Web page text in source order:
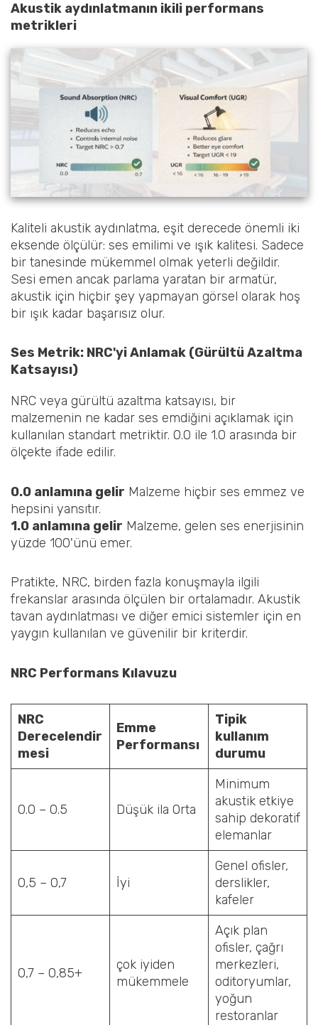
Akustik aydınlatmanın ikili performans
metrikleri
Kaliteli akustik aydınlatma, eşit derecede önemli iki
eksende ölçülür: ses emilimi ve ışık kalitesi. Sadece
bir tanesinde mükemmel olmak yeterli değildir.
Sesi emen ancak parlama yaratan bir armatür,
akustik için hiçbir şey yapmayan görsel olarak hoş
bir ışık kadar başarısız olur.
Ses Metrik: NRC'yi Anlamak (Gürültü Azaltma
Katsayısı)
NRC veya gürültü azaltma katsayısı, bir
malzemenin ne kadar ses emdiğini açıklamak için
kullanılan standart metriktir. 0.0 ile 1.0 arasında bir
ölçekte ifade edilir.
0.0 anlamına gelir Malzeme hiçbir ses emmez ve
hepsini yansıtır.
1.0 anlamına gelir Malzeme, gelen ses enerjisinin
yüzde 100'ünü emer.
Pratikte, NRC, birden fazla konuşmayla ilgili
frekanslar arasında ölçülen bir ortalamadır. Akustik
tavan aydınlatması ve diğer emici sistemler için en
yaygın kullanılan ve güvenilir bir kriterdir.
NRC Performans Kılavuzu
NRC
Derecelendir
mesi
Emme
Performansı
Tipik
kullanım
durumu
0.0 – 0.5 Düşük ila Orta
Minimum
akustik etkiye
sahip dekoratif
elemanlar
0,5 – 0,7 İyi
Genel ofisler,
derslikler,
kafeler
0,7 – 0,85+
çok iyiden
mükemmele
Açık plan
ofisler, çağrı
merkezleri,
oditoryumlar,
yoğun
restoranlar